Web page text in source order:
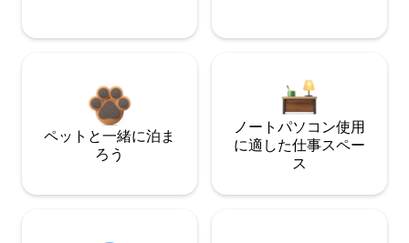
ペットと一緒に泊ま
ろう
ノートパソコン使用
に適した仕事スペー
ス